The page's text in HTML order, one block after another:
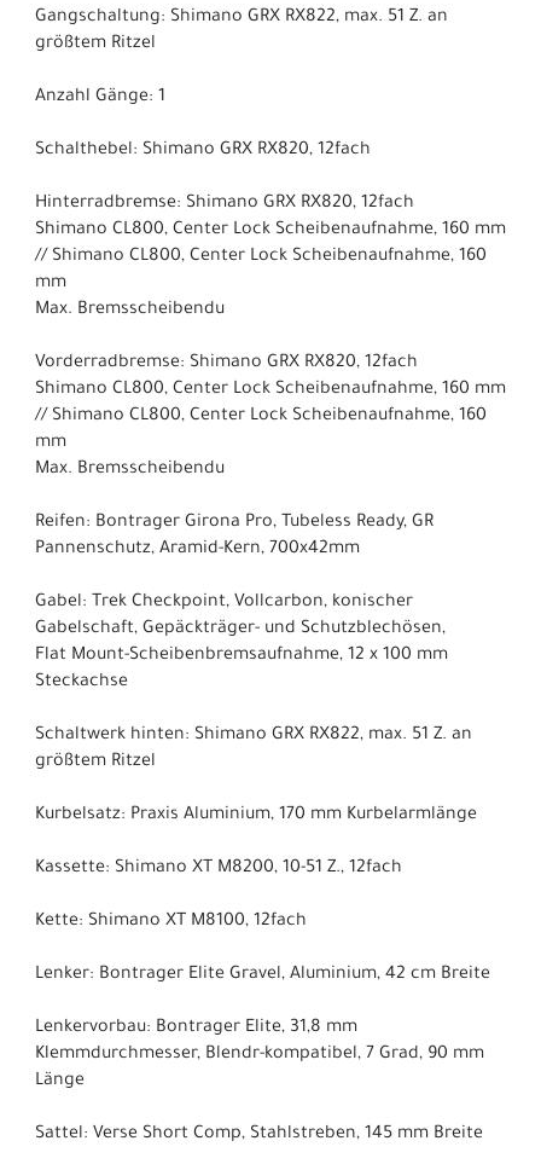
Gangschaltung: Shimano GRX RX822, max. 51 Z. an
größtem Ritzel
Anzahl Gänge: 1
Schalthebel: Shimano GRX RX820, 12fach
Hinterradbremse: Shimano GRX RX820, 12fach
Shimano CL800, Center Lock Scheibenaufnahme, 160 mm
// Shimano CL800, Center Lock Scheibenaufnahme, 160
mm
Max. Bremsscheibendu
Vorderradbremse: Shimano GRX RX820, 12fach
Shimano CL800, Center Lock Scheibenaufnahme, 160 mm
// Shimano CL800, Center Lock Scheibenaufnahme, 160
mm
Max. Bremsscheibendu
Reifen: Bontrager Girona Pro, Tubeless Ready, GR
Pannenschutz, Aramid-Kern, 700x42mm
Gabel: Trek Checkpoint, Vollcarbon, konischer
Gabelschaft, Gepäckträger- und Schutzblechösen,
Flat Mount-Scheibenbremsaufnahme, 12 x 100 mm
Steckachse
Schaltwerk hinten: Shimano GRX RX822, max. 51 Z. an
größtem Ritzel
Kurbelsatz: Praxis Aluminium, 170 mm Kurbelarmlänge
Kassette: Shimano XT M8200, 10-51 Z., 12fach
Kette: Shimano XT M8100, 12fach
Lenker: Bontrager Elite Gravel, Aluminium, 42 cm Breite
Lenkervorbau: Bontrager Elite, 31,8 mm
Klemmdurchmesser, Blendr-kompatibel, 7 Grad, 90 mm
Länge
Sattel: Verse Short Comp, Stahlstreben, 145 mm Breite